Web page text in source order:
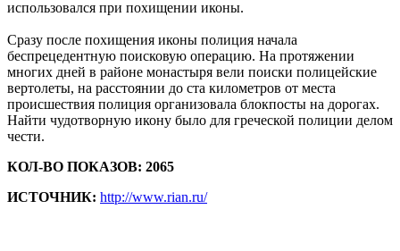
использовался при похищении иконы.
Сразу после похищения иконы полиция начала
беспрецедентную поисковую операцию. На протяжении
многих дней в районе монастыря вели поиски полицейские
вертолеты, на расстоянии до ста километров от места
происшествия полиция организовала блокпосты на дорогах.
Найти чудотворную икону было для греческой полиции делом
чести.
КОЛ-ВО ПОКАЗОВ: 2065
ИСТОЧНИК: http://www.rian.ru/